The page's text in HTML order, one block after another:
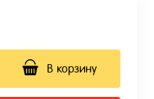
В корзину